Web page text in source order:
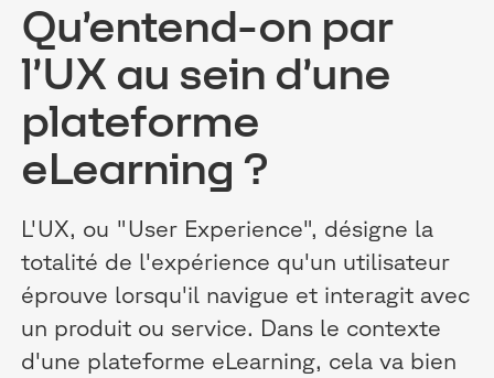
CLIENTS &
LOGICIELS
INTÉGRATIONS
Qu’entend-on par
l’UX au sein d’une
plateforme
eLearning ?
L'UX, ou "User Experience", désigne la
totalité de l'expérience qu'un utilisateur
éprouve lorsqu'il navigue et interagit avec
un produit ou service. Dans le contexte
d'une plateforme eLearning, cela va bien